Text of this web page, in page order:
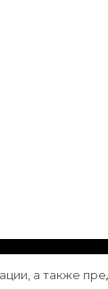
а также